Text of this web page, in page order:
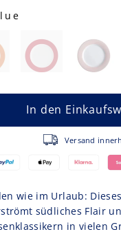
In den
wie im Urlaub:
südliches Flair
in vielen